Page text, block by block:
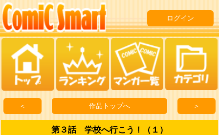
ログイン
＜ 作品トップへ ＞
第３話 学校へ行こう！（１）